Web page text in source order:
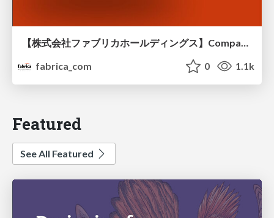
【株式会社ファブリカホールディングス】Company deck
fabrica_com
0 1.1k
Featured
See All Featured